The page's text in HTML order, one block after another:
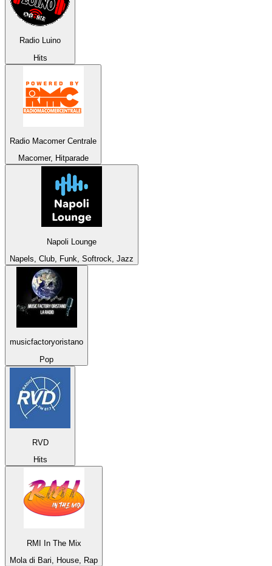
Radio Luino
Hits
Radio Macomer Centrale
Macomer, Hitparade
Napoli Lounge
Napels, Club, Funk, Softrock, Jazz
musicfactoryoristano
Pop
RVD
Hits
RMI In The Mix
Mola di Bari, House, Rap